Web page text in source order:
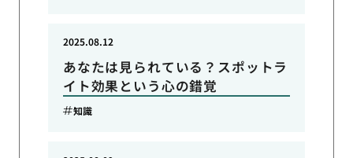
あなたは見られている？スポットラ
イト効果という心の錯覚
2025.08.12
知識